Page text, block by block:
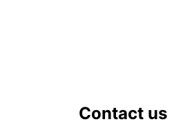
Contact us